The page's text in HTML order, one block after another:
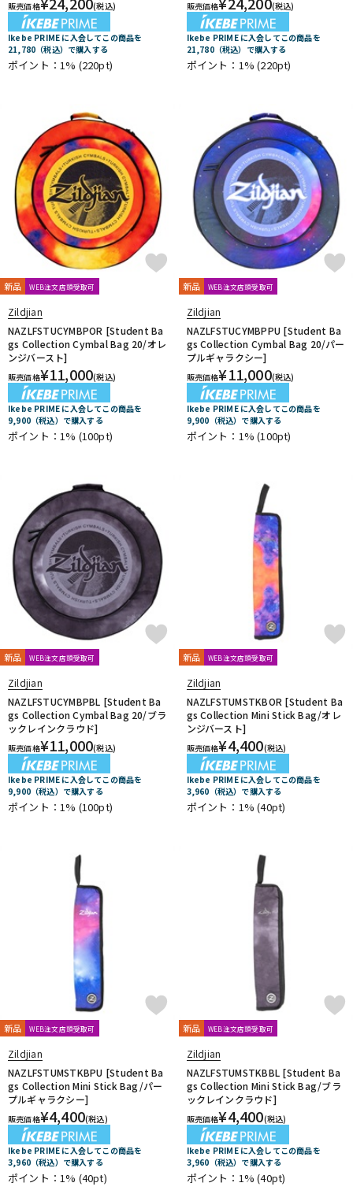
販売価格 (税込)
Ikebe PRIME に入会してこの商品を
21,780（税込）で購入する
ポイント：1% (220pt)
販売価格 (税込)
Ikebe PRIME に入会してこの商品を
21,780（税込）で購入する
ポイント：1%(220pt)
新品 WEB注文店頭受取可
Zildjian
NAZLFSTUCYMBPOR [Student Ba
gs Collection Cymbal Bag 20/オレ
ンジバースト]
販売価格¥11,000(税込)
Ikebe PRIME に入会してこの商品を
9,900（税込）で購入する
ポイント：1% (100pt)
新品 WEB注文店頭受取可
Zildjian
NAZLFSTUCYMBPPU [Student Ba
gs Collection Cymbal Bag 20/パー
プルギャラクシー]
販売価格¥11,000(税込)
Ikebe PRIME に入会してこの商品を
9,900（税込）で購入する
ポイント：1%(100pt)
新品 WEB注文店頭受取可
Zildjian
NAZLFSTUCYMBPBL [Student Ba
gs Collection Cymbal Bag 20/ブラ
ックレインクラウド]
販売価格¥11,000(税込)
Ikebe PRIME に入会してこの商品を
9,900（税込）で購入する
ポイント：1% (100pt)
新品 WEB注文店頭受取可
Zildjian
NAZLFSTUMSTKBOR [Student Ba
gs Collection Mini Stick Bag/オレ
ンジバースト]
販売価格¥4,400(税込)
Ikebe PRIME に入会してこの商品を
3,960（税込）で購入する
ポイント：1%(40pt)
新品 WEB注文店頭受取可
Zildjian
NAZLFSTUMSTKBPU [Student Ba
gs Collection Mini Stick Bag/パー
プルギャラクシー]
販売価格¥4,400(税込)
Ikebe PRIME に入会してこの商品を
3,960（税込）で購入する
ポイント：1% (40pt)
新品 WEB注文店頭受取可
Zildjian
NAZLFSTUMSTKBBL [Student Ba
gs Collection Mini Stick Bag/ブラ
ックレインクラウド]
販売価格¥4,400(税込)
Ikebe PRIME に入会してこの商品を
3,960（税込）で購入する
ポイント：1%(40pt)